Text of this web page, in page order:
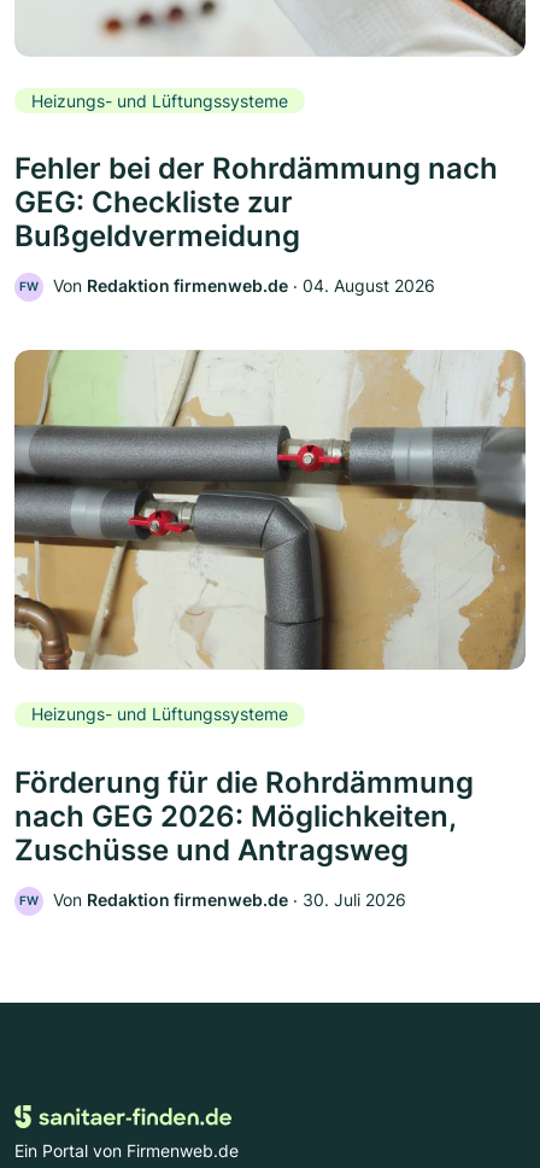
Heizungs- und Lüftungssysteme
Fehler bei der Rohrdämmung nach
GEG: Checkliste zur
Bußgeldvermeidung
FW Von Redaktion firmenweb.de ‧ 04. August 2026
Heizungs- und Lüftungssysteme
Förderung für die Rohrdämmung
nach GEG 2026: Möglichkeiten,
Zuschüsse und Antragsweg
FW Von Redaktion firmenweb.de ‧ 30. Juli 2026
Ein Portal von Firmenweb.de